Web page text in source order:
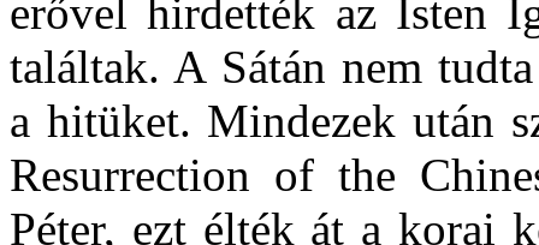
erővel hirdették az Isten
találtak. A Sátán nem
a hitüket. Mindezek után
Resurrection of the
Péter, ezt élték át a korai